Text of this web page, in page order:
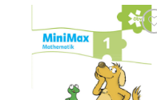
hinzufügen